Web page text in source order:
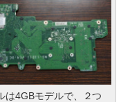
は4GBモデルで、２つ